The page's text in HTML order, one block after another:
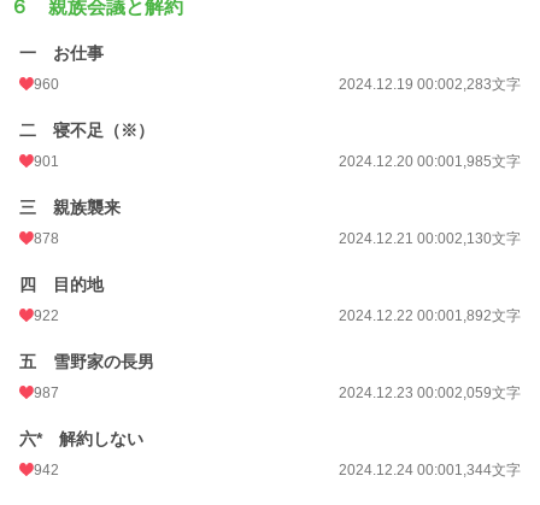
６ 親族会議と解約
一 お仕事
960 2024.12.19 00:002,283文字
二 寝不足（※）
901 2024.12.20 00:001,985文字
三 親族襲来
878 2024.12.21 00:002,130文字
四 目的地
922 2024.12.22 00:001,892文字
五 雪野家の長男
987 2024.12.23 00:002,059文字
六* 解約しない
942 2024.12.24 00:001,344文字